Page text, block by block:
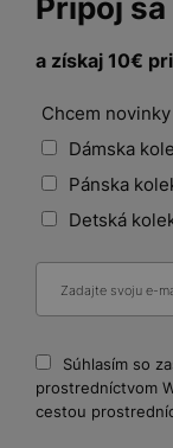
Pripoj
a získaj 10€
Chcem novinky
Dámska
Pánska
Detská
Súhlasím so
prostredníctvom
cestou